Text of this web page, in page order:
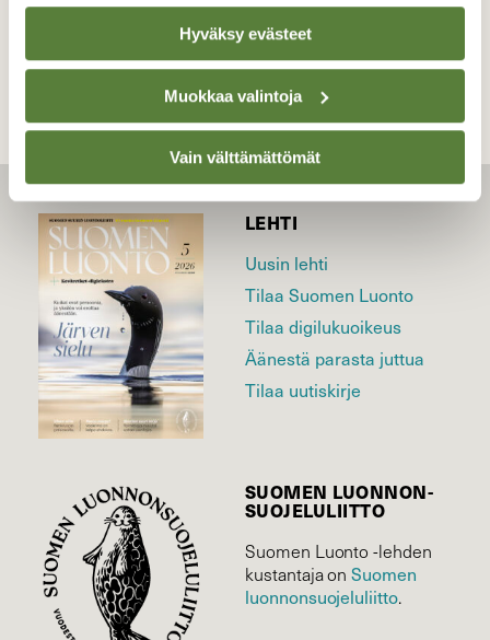
Hyväksy evästeet
Muokkaa valintoja
Vain välttämättömät
LEHTI
Uusin lehti
Tilaa Suomen Luonto
Tilaa digilukuoikeus
Äänestä parasta juttua
Tilaa uutiskirje
SUOMEN LUONNON­
SUOJELU­LIITTO
Suomen Luonto -lehden
kustantaja onSuomen
luonnonsuojelu­liitto.